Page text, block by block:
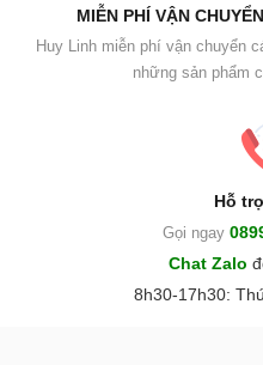
MIỄN PHÍ VẬN
Huy Linh miễn phí vận chuyển
những sản phẩm
Hỗ
Gọi ngay
Chat Zalo
8h30-17h30: